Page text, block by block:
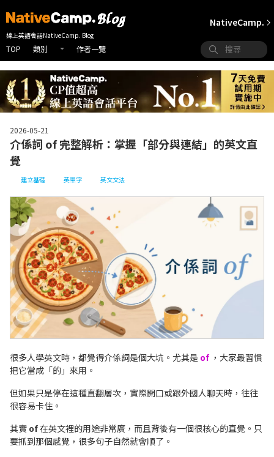
線上英語會話NativeCamp. Blog
TOP 類別 作者一覽
NativeCamp.
2026-05-21
介係詞 of 完整解析：掌握「部分與連結」的英文直
覺
建立基礎 英單字 英文文法
很多人學英文時，都覺得介係詞是個大坑。尤其是 of ，大家最習慣
把它當成「的」來用。
但如果只是停在這種直翻層次，實際開口或跟外國人聊天時，往往
很容易卡住。
其實 of在英文裡的用途非常廣，而且背後有一個很核心的直覺。只
要抓到那個感覺，很多句子自然就會順了。